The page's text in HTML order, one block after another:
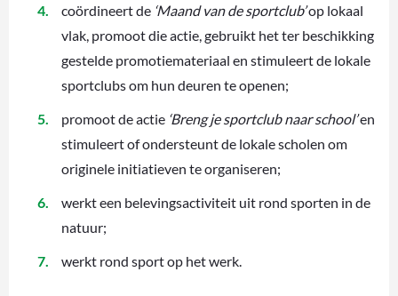
coördineert de ‘Maand van de sportclub’op lokaal
vlak, promoot die actie, gebruikt het ter beschikking
gestelde promotiemateriaal en stimuleert de lokale
sportclubs om hun deuren te openen;
promoot de actie ‘Breng je sportclub naar school’en
stimuleert of ondersteunt de lokale scholen om
originele initiatieven te organiseren;
werkt een belevingsactiviteit uit rond sporten in de
natuur;
werkt rond sport op het werk.